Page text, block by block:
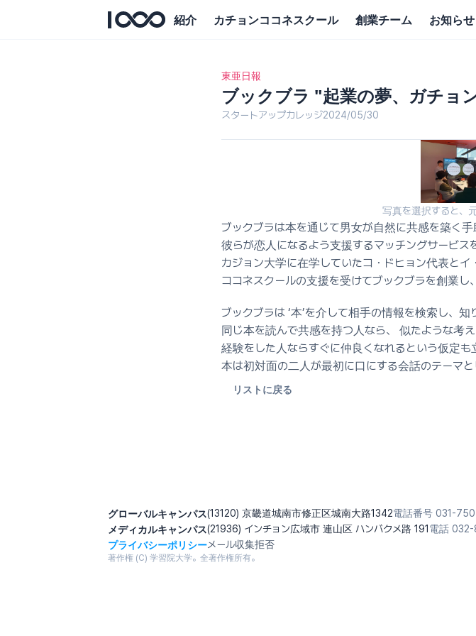
東亜日報
ブックブラ "起業の夢、ガチョ
スタートアップカレッジ2024/05/30
写真を選択すると、
ブックブラは本を通じて男女が自然に共感を築く手
彼らが恋人になるよう支援するマッチングサービス
カジョン大学に在学していたコ・ドヒョン代表と
ココネスクールの支援を受けてブックブラを創業し
ブックブラは ‘本’を介して相手の情報を検索し、
同じ本を読んで共感を持つ人なら、 似たような考え
経験をした人ならすぐに仲良くなれるという仮定も
本は初対面の二人が最初に口にする会話のテーマと
リストに戻る
グローバルキャンパス(13120) 京畿道城南市修正区城南大路1342電話番号 031-
メディカルキャンパス(21936) インチョン広域市 連山区 ハンバクメ路 191 電話
プライバシーポリシーメール収集拒否
著作権 (C) 学習院大学。全著作権所有。
紹介 カチョンココネスクール 創業チーム お知らせ